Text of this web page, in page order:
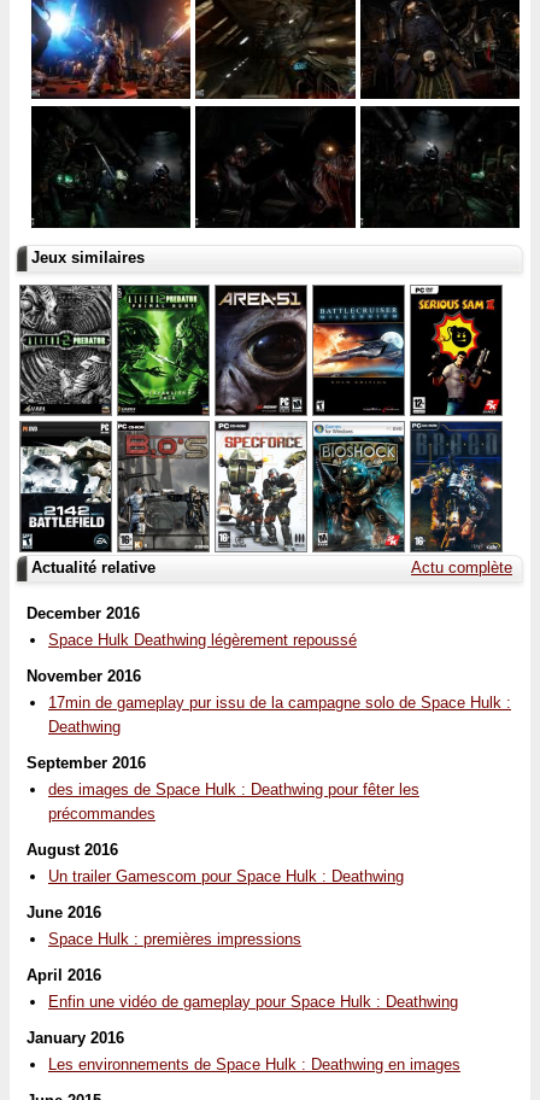
Jeux similaires
Actu complète
Actualité relative
December 2016
Space Hulk Deathwing légèrement repoussé
November 2016
17min de gameplay pur issu de la campagne solo de Space Hulk :
Deathwing
September 2016
des images de Space Hulk : Deathwing pour fêter les
précommandes
August 2016
Un trailer Gamescom pour Space Hulk : Deathwing
June 2016
Space Hulk : premières impressions
April 2016
Enfin une vidéo de gameplay pour Space Hulk : Deathwing
January 2016
Les environnements de Space Hulk : Deathwing en images